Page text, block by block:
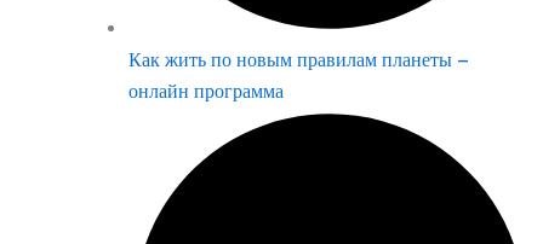
Как жить по новым правилам планеты –
онлайн программа